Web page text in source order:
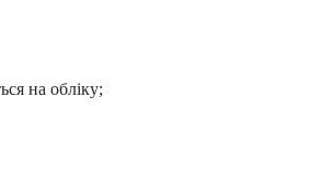
на обліку;